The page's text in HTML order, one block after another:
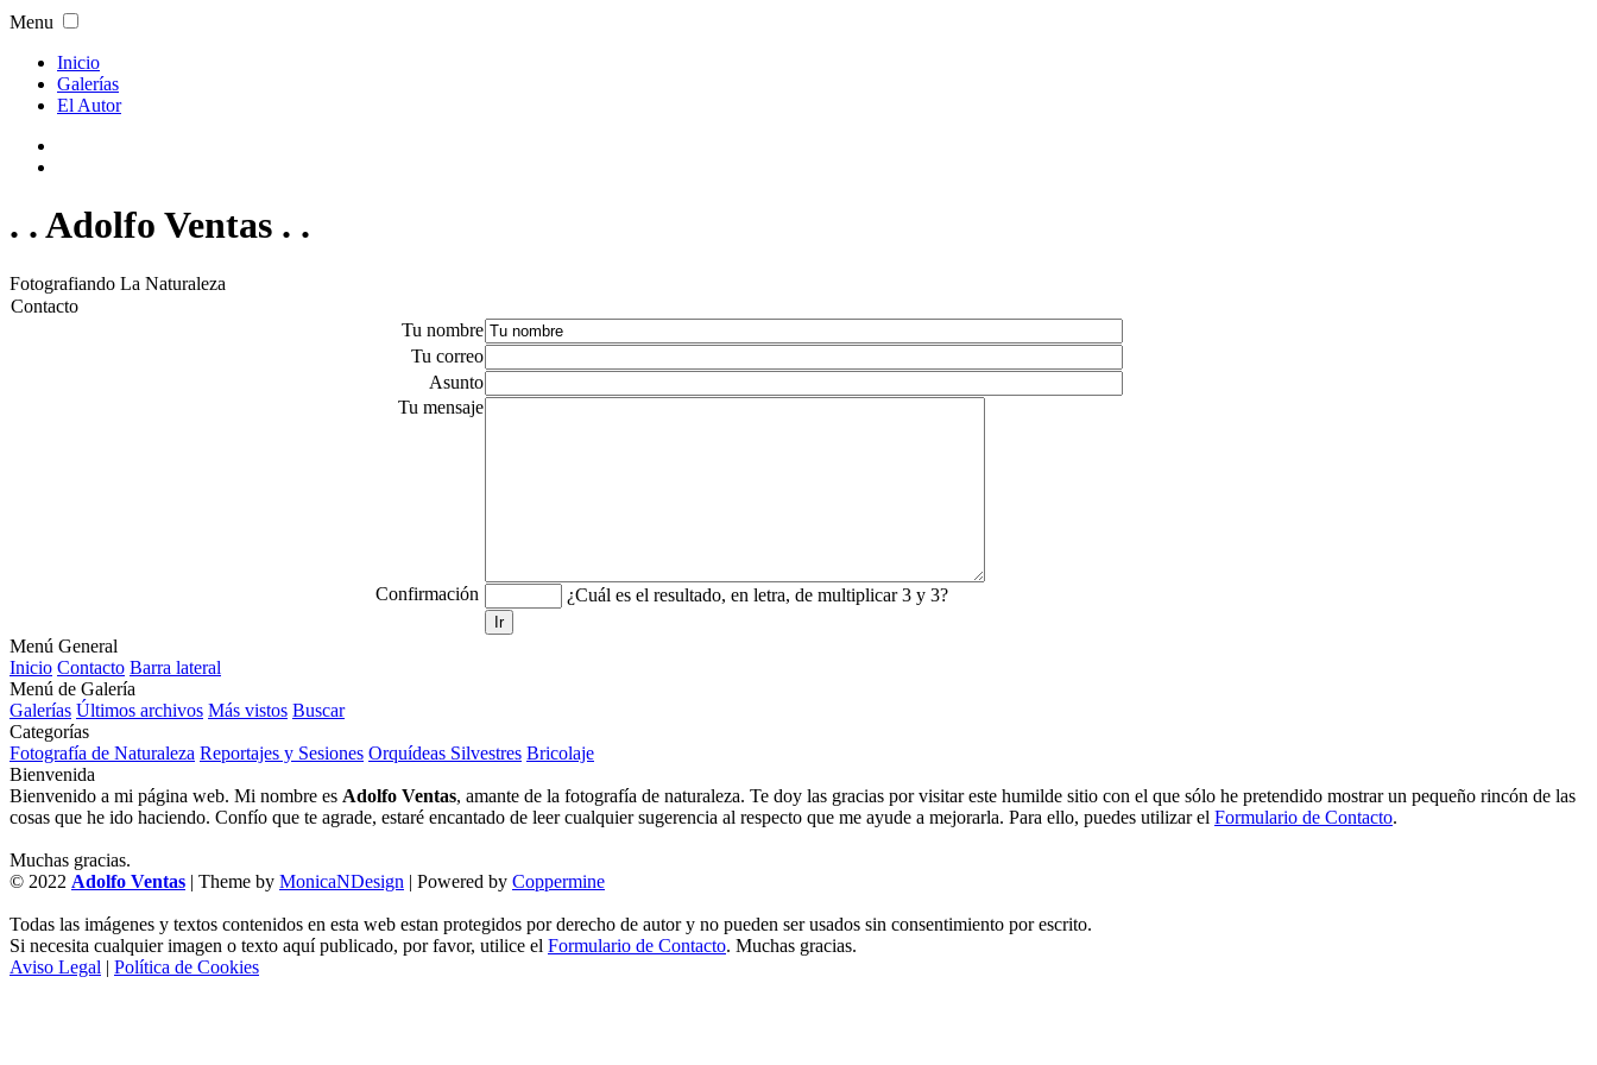
Menu
Inicio
Galerías
El Autor
. . Adolfo Ventas . .
Fotografiando La Naturaleza
Contacto
Tu nombre
Tu correo
Asunto
Tu mensaje
Confirmación ¿Cuál es el resultado, en letra, de multiplicar 3 y 3?
Ir
Menú General
Inicio Contacto Barra lateral
Menú de Galería
Galerías Últimos archivos Más vistos Buscar
Categorías
Fotografía de Naturaleza Reportajes y Sesiones Orquídeas Silvestres Bricolaje
Bienvenida
Bienvenido a mi página web. Mi nombre es Adolfo Ventas, amante de la fotografía de naturaleza. Te doy las gracias por visitar este humilde sitio con el que sólo he pretendido mostrar un pequeño rincón de las
cosas que he ido haciendo. Confío que te agrade, estaré encantado de leer cualquier sugerencia al respecto que me ayude a mejorarla. Para ello, puedes utilizar el Formulario de Contacto.
Muchas gracias.
© 2022 Adolfo Ventas | Theme by MonicaNDesign | Powered by Coppermine
Todas las imágenes y textos contenidos en esta web estan protegidos por derecho de autor y no pueden ser usados sin consentimiento por escrito.
Si necesita cualquier imagen o texto aquí publicado, por favor, utilice el Formulario de Contacto. Muchas gracias.
Aviso Legal | Política de Cookies